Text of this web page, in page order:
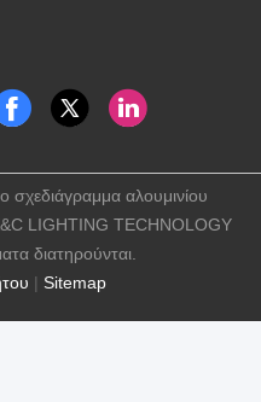
| Sitemap
σχεδιάγραμμα αλουμινίου
LIGHTING TECHNOLOGY
διατηρούνται.